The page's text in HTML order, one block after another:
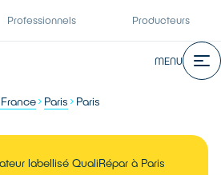
Professionnels Producteurs
MENU
Paris Paris
labellisé QualiRépar à Paris